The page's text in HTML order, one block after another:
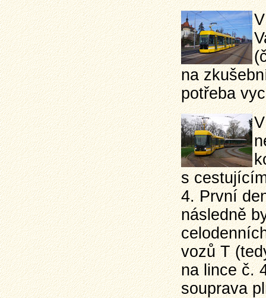
na
potřeba
s
4. První
následně
vozů T
na lince č.
souprava